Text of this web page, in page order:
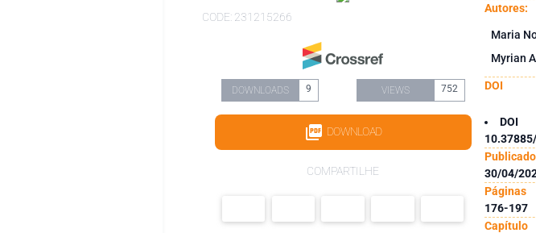
CODE: 231215266
DOWNLOADS 9 VIEWS 752
DOWNLOAD
COMPARTILHE
Autores:
Maria
Myrian
DOI
DOI
30/04/
Páginas
176-197
Capítulo